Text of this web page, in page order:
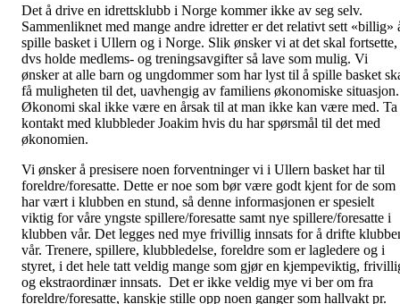
Det å drive en idrettsklubb i Norge kommer ikke av seg selv.
Sammenliknet med mange andre idretter er det relativt sett «billig»
spille basket i Ullern og i Norge. Slik ønsker vi at det skal fortsette,
dvs holde medlems- og treningsavgifter så lave som mulig. Vi
ønsker at alle barn og ungdommer som har lyst til å spille basket
få muligheten til det, uavhengig av familiens økonomiske situasjon.
Økonomi skal ikke være en årsak til at man ikke kan være med. Ta
kontakt med klubbleder Joakim hvis du har spørsmål til det med
økonomien.
Vi ønsker å presisere noen forventninger vi i Ullern basket har til
foreldre/foresatte. Dette er noe som bør være godt kjent for de som
har vært i klubben en stund, så denne informasjonen er spesielt
viktig for våre yngste spillere/foresatte samt nye spillere/foresatte i
klubben vår. Det legges ned mye frivillig innsats for å drifte
vår. Trenere, spillere, klubbledelse, foreldre som er lagledere og i
styret, i det hele tatt veldig mange som gjør en kjempeviktig,
og ekstraordinær innsats. Det er ikke veldig mye vi ber om fra
foreldre/foresatte, kanskje stille opp noen ganger som hallvakt pr.